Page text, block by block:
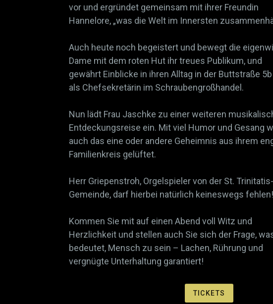
vor und ergründet gemeinsam mit ihrer Freundin
Hannelore, „was die Welt im Innersten
Auch heute noch begeistert und bewegt die
Dame mit dem roten Hut ihr treues Publikum, und
gewährt Einblicke in ihren Alltag in der Buttstraße 5b
als Chefsekretärin im Schraubengroßhandel.
Nun lädt Frau Jaschke zu einer weiteren
Entdeckungsreise ein. Mit viel Humor und Gesang
auch das eine oder andere Geheimnis aus ihrem
Familienkreis gelüftet.
Herr Griepenstroh, Orgelspieler von der St. Trinitatis-
Gemeinde, darf hierbei natürlich keineswegs fehlen!
Kommen Sie mit auf einen Abend voll Witz und
Herzlichkeit und stellen auch Sie sich der Frage,
bedeutet, Mensch zu sein – Lachen, Rührung und
vergnügte Unterhaltung garantiert!
TICKETS